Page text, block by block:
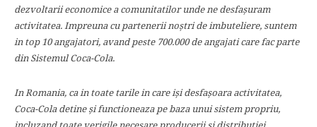
dezvoltarii economice a comunitatilor unde ne desfaşuram
activitatea. Impreuna cu partenerii noştri de imbuteliere, suntem
in top 10 angajatori, avand peste 700.000 de angajati care fac parte
din Sistemul Coca-Cola.
In Romania, ca in toate tarile in care işi desfaşoara activitatea,
Coca-Cola detine şi functioneaza pe baza unui sistem propriu,